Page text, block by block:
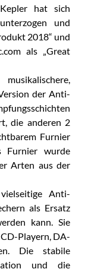
hat sich
und
2018“ und
als „Great
der Anti-
die anderen 2
Furnier
Furnier wurde
Arten aus der
Anti-
als Ersatz
kann. Sie
Playern, DA-
Die stabile
und die